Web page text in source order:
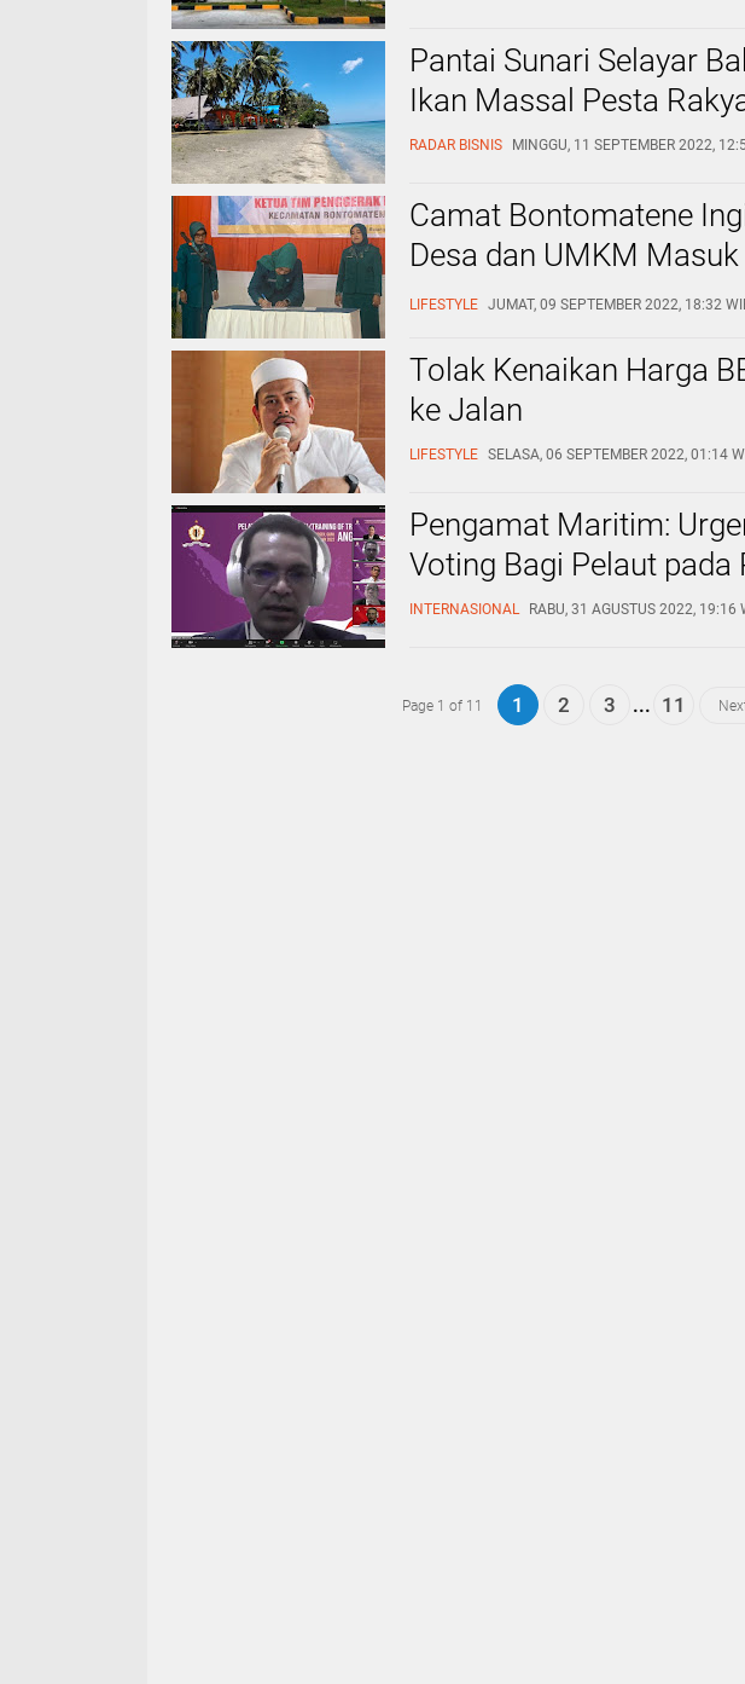
Pantai Sunari Selayar
Ikan Massal Pesta
RADAR BISNIS MINGGU, 11 SEPTEMBER 2022,
Camat Bontomatene
Desa dan UMKM
Swalayan
LIFESTYLE JUMAT, 09 SEPTEMBER 2022, 18:32
Tolak Kenaikan Harga
ke Jalan
LIFESTYLE SELASA, 06 SEPTEMBER 2022, 01:14
Pengamat Maritim:
Voting Bagi Pelaut pada
INTERNASIONAL RABU, 31 AGUSTUS 2022, 19:16
Page 1 of 11 1 2 3 ... 11